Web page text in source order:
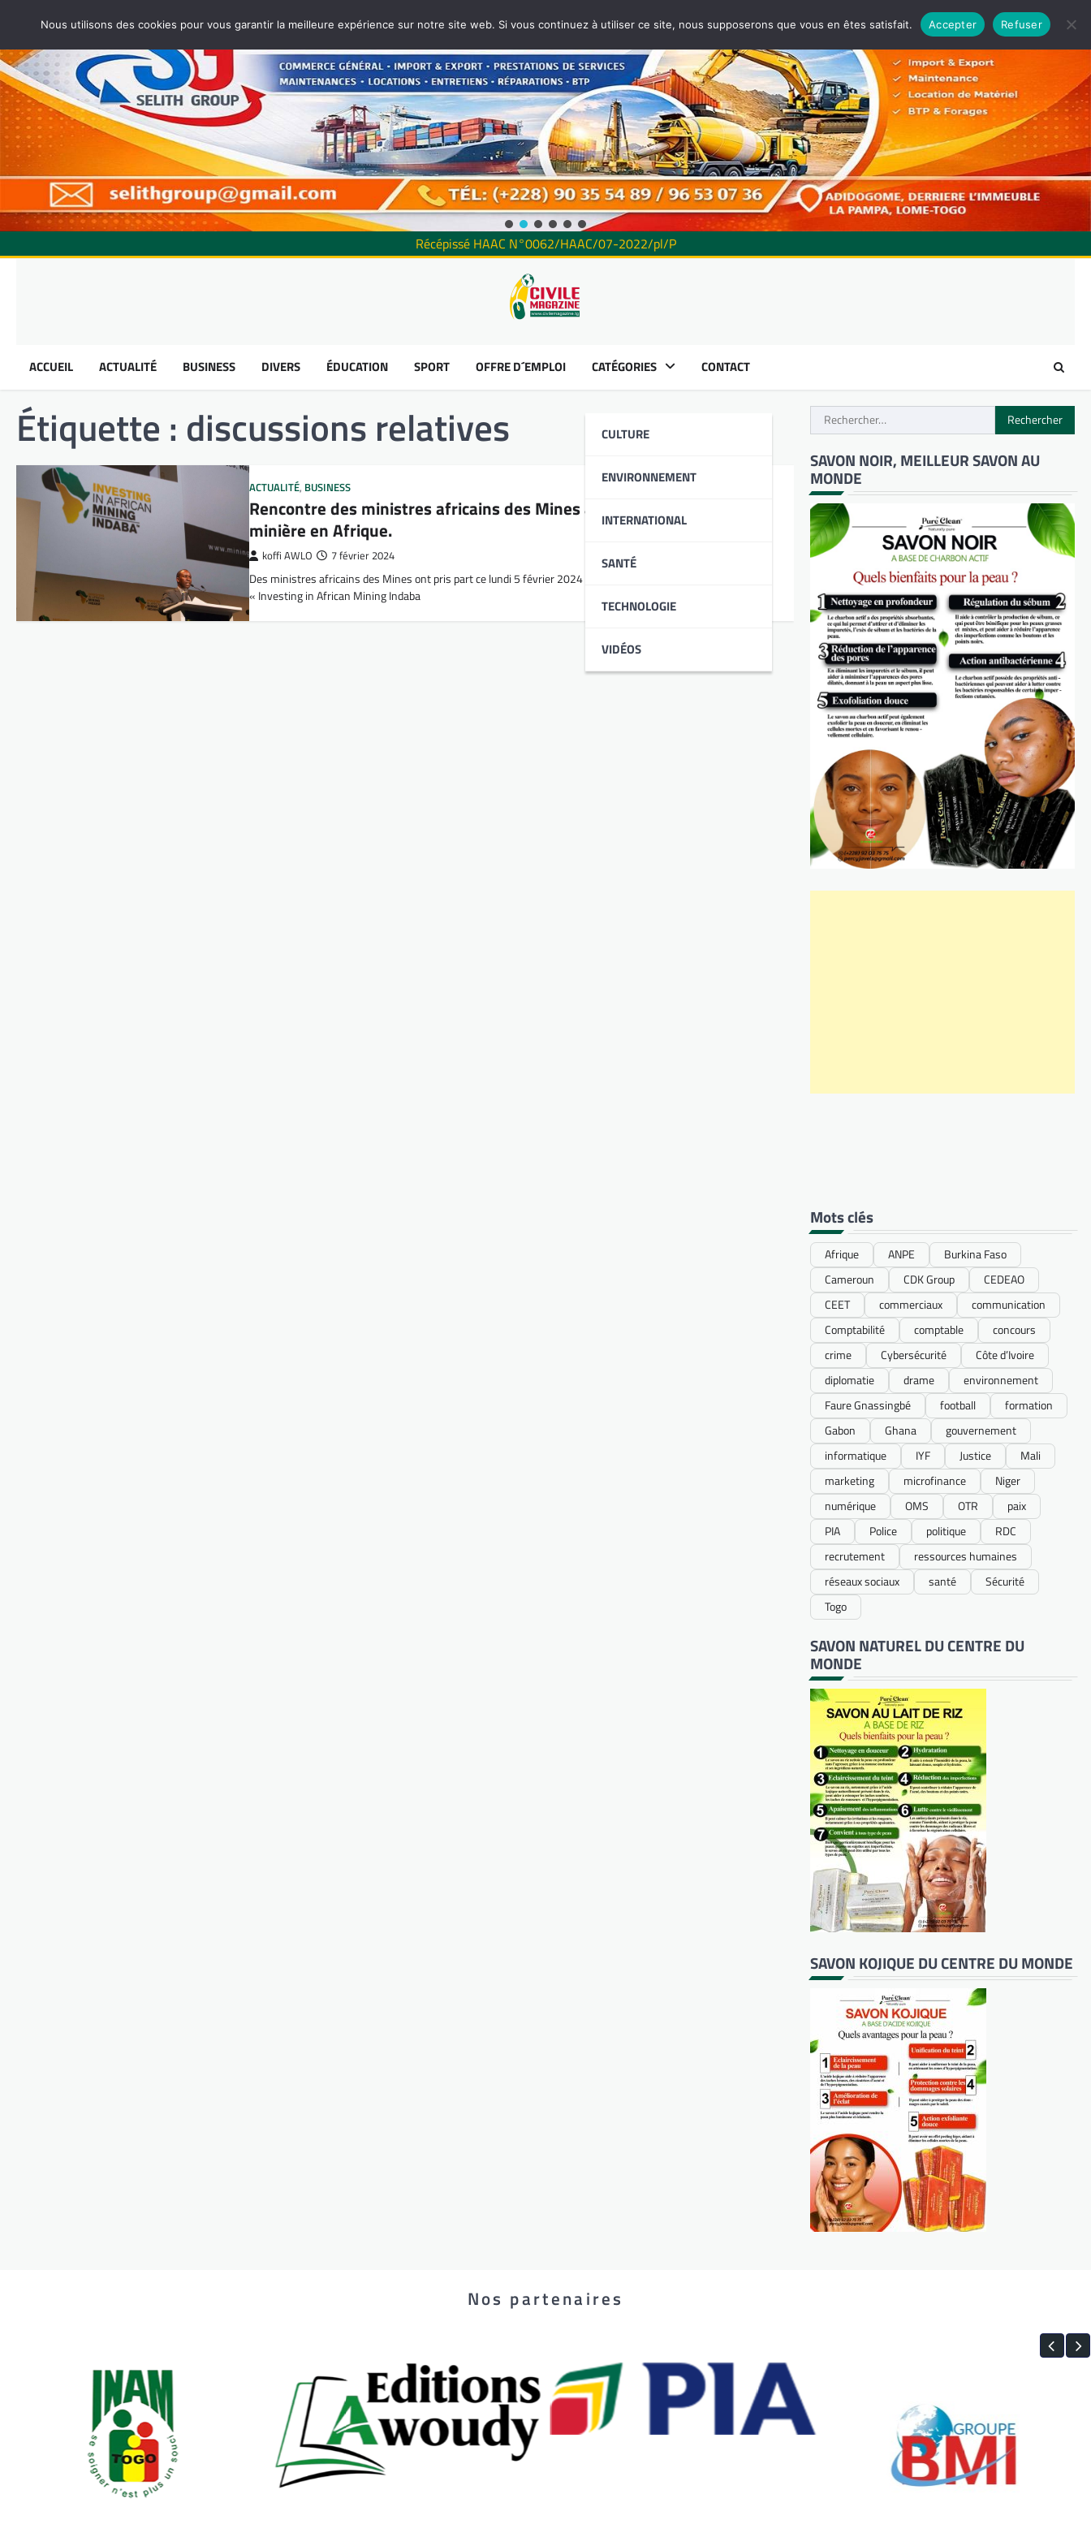
Récépissé HAAC N°0062/HAAC/07-2022/pl/P
ACCUEIL ACTUALITÉ BUSINESS DIVERS ÉDUCATION SPORT OFFRE D´EMPLOI CATÉGORIES
CULTURE
ENVIRONNEMENT
INTERNATIONAL
SANTÉ
TECHNOLOGIE
VIDÉOS
CONTACT
Étiquette : discussions relatives
ACTUALITÉ, BUSINESS
Rencontre des ministres africains des Mines au Cap sur l’industrie
minière en Afrique.
koffi AWLO 7 février 2024
Des ministres africains des Mines ont pris part ce lundi 5 février 2024 à la Conférence internationale
« Investing in African Mining Indaba
Rechercher :
SAVON NOIR, MEILLEUR SAVON AU
MONDE
Mots clés
Afrique ANPE
Burkina Faso
Cameroun
CDK Group
CEDEAO
CEET
commerciaux
communication
Comptabilité
comptable
concours
crime
Cybersécurité
Côte d’Ivoire
diplomatie
drame
environnement
Faure Gnassingbé
football
formation
Gabon
Ghana
gouvernement
informatique
IYF Justice
Mali
marketing
microfinance
Niger
numérique
OMS OTR
paix
PIA
Police politique
RDC
recrutement
ressources humaines
réseaux sociaux
santé
Sécurité
Togo
SAVON NATUREL DU CENTRE DU
MONDE
SAVON KOJIQUE DU CENTRE DU MONDE
Nos partenaires
Nous utilisons des cookies pour vous garantir la meilleure expérience sur notre site web. Si vous continuez à utiliser ce site, nous supposerons que vous en êtes satisfait. Accepter Refuser